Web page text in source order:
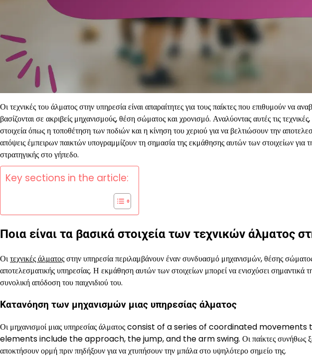
Οι τεχνικές του άλματος στην υπηρεσία είναι απαραίτητες για τους παίκτες που επιθυμούν να
βασίζονται σε ακριβείς μηχανισμούς, θέση σώματος και χρονισμό. Αναλύοντας αυτές τις
στοιχεία όπως η τοποθέτηση των ποδιών και η κίνηση του χεριού για να βελτιώσουν την
απόψεις έμπειρων παικτών υπογραμμίζουν τη σημασία της εκμάθησης αυτών των στοιχείων για
στρατηγικής στο γήπεδο.
Key sections in the article:
Ποια είναι τα βασικά στοιχεία των τεχνικών άλματος
Οιτεχνικές άλματοςστην υπηρεσία περιλαμβάνουν έναν συνδυασμό μηχανισμών, θέσης
αποτελεσματικής υπηρεσίας. Η εκμάθηση αυτών των στοιχείων μπορεί να ενισχύσει σημαντικά
συνολική απόδοση του παιχνιδιού του.
Κατανόηση των μηχανισμών μιας υπηρεσίας άλματος
Οι μηχανισμοί μιας υπηρεσίας άλματος consist of a series of coordinated
elements include the approach, the jump, and the arm swing. Οι παίκτες συνήθως
αποκτήσουν ορμή πριν πηδήξουν για να χτυπήσουν την μπάλα στο υψηλότερο σημείο της.